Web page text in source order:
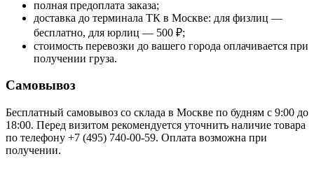
полная предоплата заказа;
доставка до терминала ТК в Москве: для физлиц —
бесплатно, для юрлиц — 500 ₽;
стоимость перевозки до вашего города оплачивается при
получении груза.
Самовывоз
Бесплатный самовывоз со склада в Москве по будням с 9:00 до
18:00. Перед визитом рекомендуется уточнить наличие товара
по телефону +7 (495) 740-00-59. Оплата возможна при
получении.